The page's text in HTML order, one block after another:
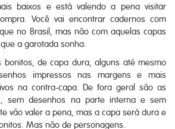
baixos e está valendo a pena visitar
Você vai encontrar cadernos com
no Brasil, mas não com aquelas capas
a garotada sonha.
bonitos, de capa dura, alguns até mesmo
impressos nas margens e mais
na contra-capa. De fora geral são as
sem desenhos na parte interna e sem
vão valer a pena, mas a capa será dura e
Mas não de personagens.